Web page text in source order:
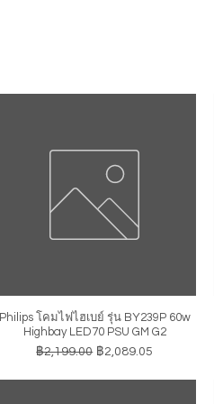
ดูข้อมูลด่วน
Philips โคมไฟไฮเบย์ รุ่น BY239P 60w
Highbay LED70 PSU GM G2
ราคาปกติ
฿2,199.00 ราคาขายลด
฿2,089.05